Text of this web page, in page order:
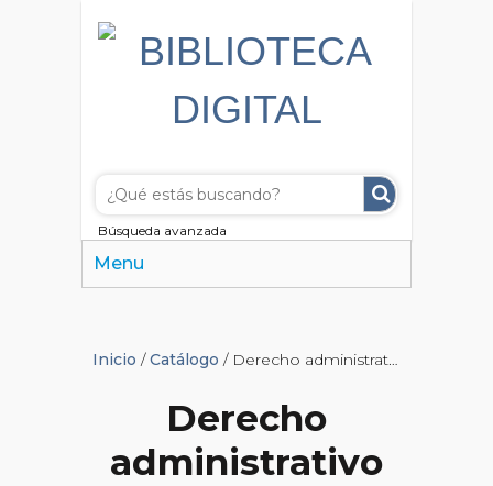
Búsqueda avanzada
Menu
Inicio /Catálogo / Derecho administrativo
Derecho
administrativo